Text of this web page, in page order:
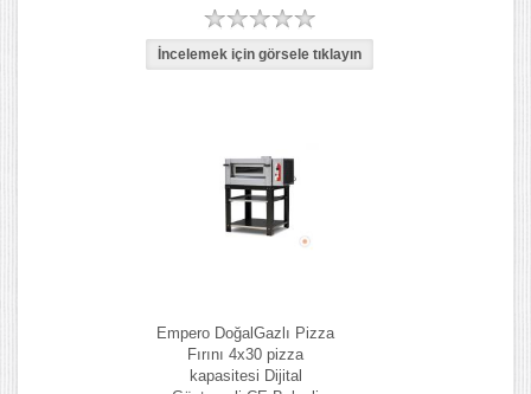
Empero DoğalGazlı Pizza
Fırını 4x30 pizza
kapasitesi Dijital